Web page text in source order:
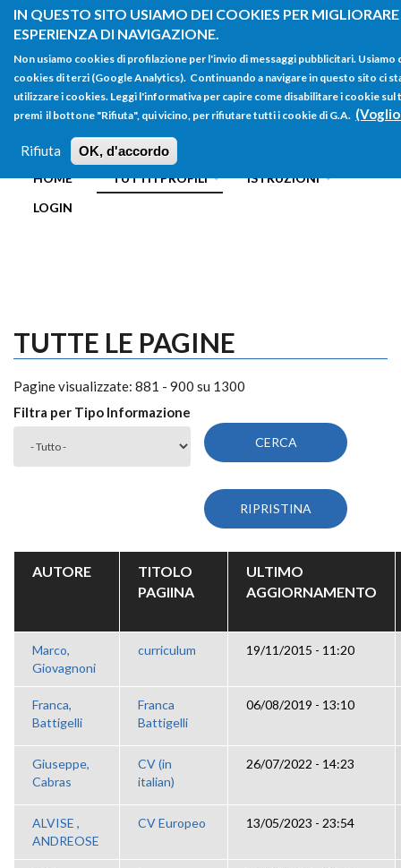
IN QUESTO SITO USIAMO DEI COOKIES PER
ESPERIENZA DI NAVIGAZIONE.
Non usiamo cookies di profilazione per l'invio di messaggi pubblicitari. Usiamo
cookies di terzi (Google Analytics). Continuando a navigare in questo sito ci
utilizzare i cookies. Leggi l'informativa per capire come disabilitare i cookie
premi il bottone "Rifiuta", qui vicino, per rifiutare tutti i cookie di G.A.
Rifiuta OK, d'accordo
Salta al contenuto principale
FORM
DI
RICERCA
Main menu
HOME TUTTI I PROFILI
ISTRUZIONI
LOGIN
TUTTE LE PAGINE
Pagine visualizzate: 881 - 900 su 1300
Filtra per Tipo Informazione
AUTORE
TITOLO
PAGIINA
ULTIMO
AGGIORNAMENTO
Marco,
Giovagnoni
curriculum 19/11/2015 - 11:20
Franca,
Battigelli
Franca
Battigelli
06/08/2019 - 13:10
Giuseppe,
Cabras
CV (in
italian)
26/07/2022 - 14:23
ALVISE ,
ANDREOSE
CV Europeo 13/05/2023 - 23:54